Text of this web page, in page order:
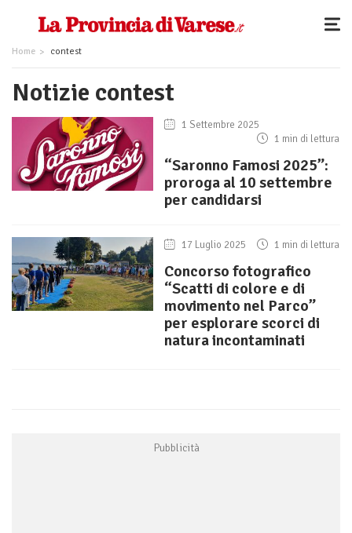
Home contest
Notizie contest
1 Settembre 2025
1 min di lettura
“Saronno Famosi 2025”:
proroga al 10 settembre
per candidarsi
17 Luglio 2025 1 min di lettura
Concorso fotografico
“Scatti di colore e di
movimento nel Parco”
per esplorare scorci di
natura incontaminati